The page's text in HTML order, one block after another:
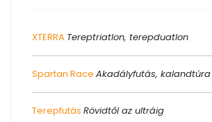
XTERRA Tereptriatlon, terepduatlon
Spartan Race Akadályfutás, kalandtúra
Terepfutás Rövidtől az ultráig